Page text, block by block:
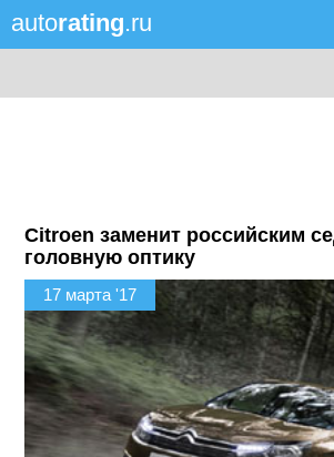
autorating.ru
Citroen заменит российским
головную оптику
17 марта '17